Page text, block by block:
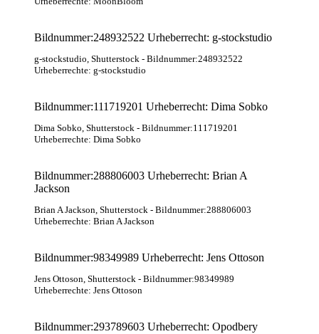
Bildnummer:248932522 Urheberrecht: g-stockstudio
g-stockstudio, Shutterstock - Bildnummer:248932522
Urheberrechte: g-stockstudio
Bildnummer:111719201 Urheberrecht: Dima Sobko
Dima Sobko, Shutterstock - Bildnummer:111719201
Urheberrechte: Dima Sobko
Bildnummer:288806003 Urheberrecht: Brian A
Jackson
Brian A Jackson, Shutterstock - Bildnummer:288806003
Urheberrechte: Brian A Jackson
Bildnummer:98349989 Urheberrecht: Jens Ottoson
Jens Ottoson, Shutterstock - Bildnummer:98349989
Urheberrechte: Jens Ottoson
Bildnummer:293789603 Urheberrecht: Opodbery